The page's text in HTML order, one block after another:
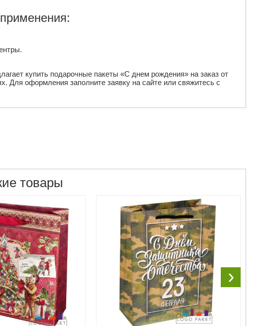
купить подарочные пакеты «С днем рождения» на заказ от
Для оформления заполните заявку на сайте или свяжитесь с
товары
›